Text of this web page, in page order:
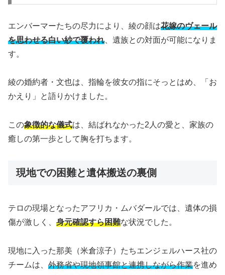
エンバーマーたちの尽力により、綾の顔は花嫁のヴェール
を思わせる白い紗で覆われ 、遺族との対面が可能になりま
す。
綾の婚約者・文也は、指輪を彼女の指にそっとはめ、「お
かえり」と語りかけました。
この象徴的な儀式は、結ばれなかった2人の愛と、家族の
癒しの第一歩として胸を打ちます。
現地での困難と遺体搬送の裏側
テロの現場となったアフリカ・ムバダールでは、遺体の損
傷が激しく、 身元確認すら困難な状況でした。
現地に入った那美（米倉涼子）たちエンジェルハース社の
チームは、 外務省や現地領事館と連携しながら作業を進め